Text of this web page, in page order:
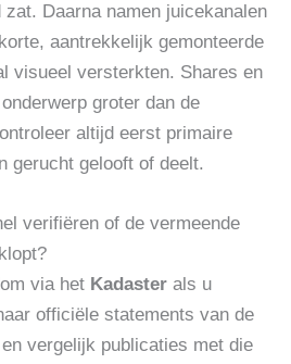
zat. Daarna namen juicekanalen
aantrekkelijk gemonteerde
visueel versterkten. Shares en
groter dan de
altijd eerst primaire
gerucht gelooft of deelt.
verifiëren of de vermeende
via het Kadaster als u
officiële statements van de
vergelijk publicaties met die